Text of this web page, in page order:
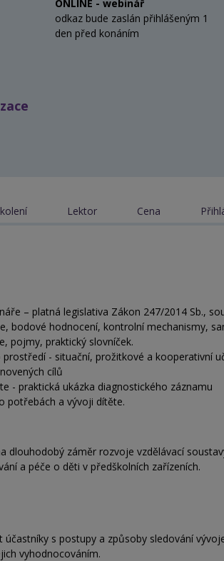
ONLINE - webinář
odkaz bude zaslán přihlášeným 1
den před konáním
Lektor Cena
– platná legislativa Zákon 247/2014 Sb.,
bodové hodnocení, kontrolní mechanismy,
pojmy, praktický slovníček.
prostředí - situační, prožitkové a kooperativní
cílů
- praktická ukázka diagnostického záznamu
potřebách a vývoji dítěte.
dlouhodobý záměr rozvoje vzdělávací
a péče o děti v předškolních zařízeních.
účastníky s postupy a způsoby sledování
vyhodnocováním.